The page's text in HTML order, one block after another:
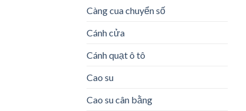
Càng cua chuyển số
Cánh cửa
Cánh quạt ô tô
Cao su
Cao su cân bằng